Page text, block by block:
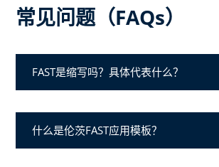
常见问题（FAQs）
FAST是缩写吗？具体代表什么？
什么是伦茨FAST应用模板？